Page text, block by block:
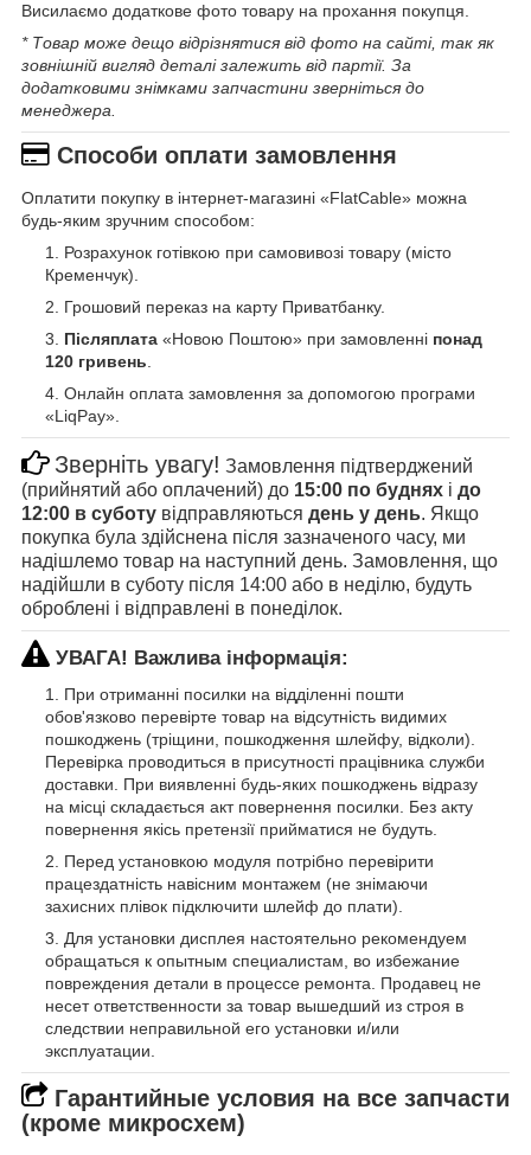
Висилаємо додаткове фото товару на прохання покупця.
* Товар може дещо відрізнятися від фото на сайті, так як
зовнішній вигляд деталі залежить від партії. За
додатковими знімками запчастини зверніться до
менеджера.
Способи оплати замовлення
Оплатити покупку в інтернет-магазині «FlatCable» можна
будь-яким зручним способом:
Розрахунок готівкою при самовивозі товару (місто
Кременчук).
Грошовий переказ на карту Приватбанку.
Післяплата «Новою Поштою» при замовленні понад
120 гривень
Онлайн оплата замовлення за допомогою програми
«LiqPay».
Зверніть увагу! Замовлення підтверджений
(прийнятий або оплачений) до 15:00 по буднях і до
12:00 в суботу відправляються день у день. Якщо
покупка була здійснена після зазначеного часу, ми
надішлемо товар на наступний день. Замовлення, що
надійшли в суботу після 14:00 або в неділю, будуть
оброблені і відправлені в понеділок.
УВАГА! Важлива інформація:
При отриманні посилки на відділенні пошти
обов'язково перевірте товар на відсутність видимих
пошкоджень (тріщини, пошкодження шлейфу, відколи).
Перевірка проводиться в присутності працівника служби
доставки. При виявленні будь-яких пошкоджень відразу
на місці складається акт повернення посилки. Без акту
повернення якісь претензії прийматися не будуть.
Перед установкою модуля потрібно перевірити
працездатність навісним монтажем (не знімаючи
захисних плівок підключити шлейф до плати).
Для установки дисплея настоятельно рекомендуем
обращаться к опытным специалистам, во избежание
повреждения детали в процессе ремонта. Продавец не
несет ответственности за товар вышедший из строя в
следствии неправильной его установки и/или
эксплуатации.
Гарантийные условия на все запчасти
(кроме микросхем)